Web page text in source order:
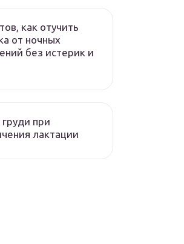
как отучить
от ночных
без истерик и
при
лактации